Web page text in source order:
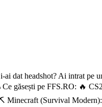
dat headshot? Ai intrat pe
găsești pe FFS.RO: 🔥
Minecraft (Survival